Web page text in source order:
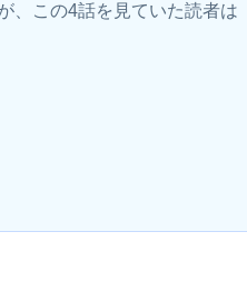
、この4話を見ていた読者は